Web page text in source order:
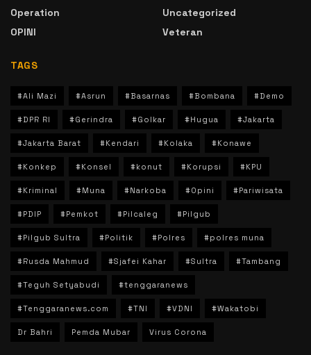
Operation
OPINI
Uncategorized
Veteran
TAGS
#Ali Mazi #Asrun #Basarnas #Bombana #Demo
#DPR RI #Gerindra #Golkar #Hugua #Jakarta
#Jakarta Barat #Kendari #Kolaka #Konawe
#Konkep #Konsel #konut #Korupsi #KPU
#Kriminal #Muna #Narkoba #Opini #Pariwisata
#PDIP #Pemkot #Pilcaleg #Pilgub
#Pilgub Sultra #Politik #Polres #polres muna
#Rusda Mahmud #Sjafei Kahar #Sultra #Tambang
#Teguh Setyabudi #tenggaranews
#Tenggaranews.com #TNI #VDNI #Wakatobi
Dr Bahri Pemda Mubar Virus Corona